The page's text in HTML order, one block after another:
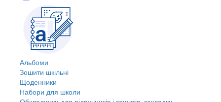
Альбоми
Зошити шкільні
Щоденники
Набори для школи